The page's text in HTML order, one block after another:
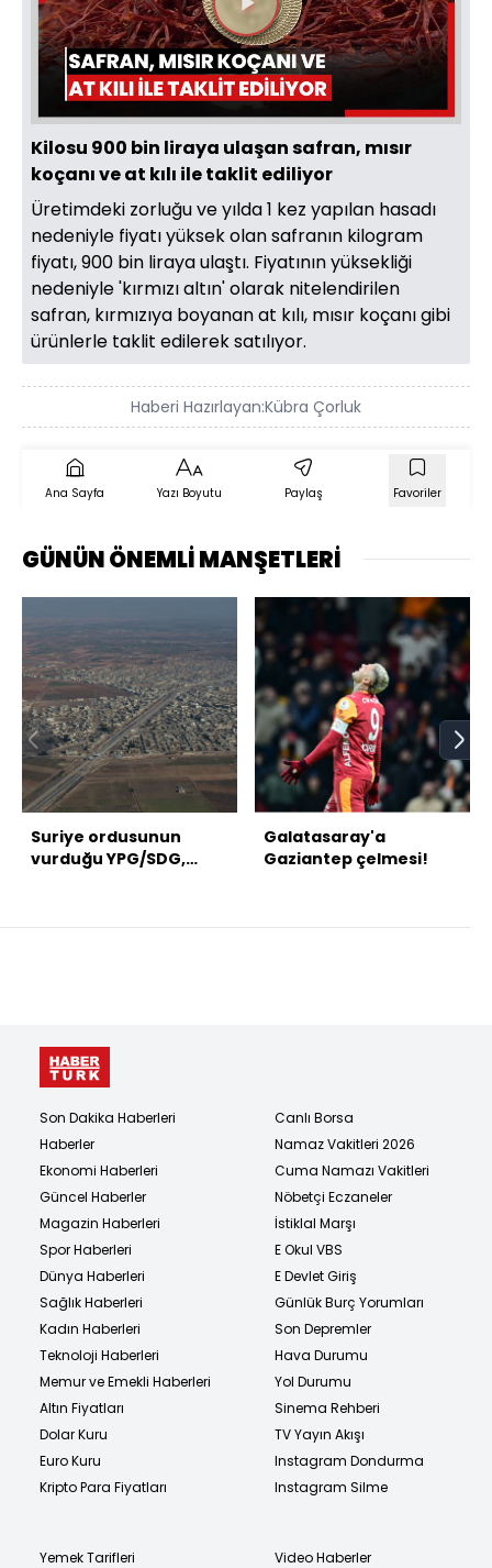
Videoyu
Oynat
Kilosu 900 bin liraya ulaşan safran, mısır
koçanı ve at kılı ile taklit ediliyor
Üretimdeki zorluğu ve yılda 1 kez yapılan hasadı
nedeniyle fiyatı yüksek olan safranın kilogram
fiyatı, 900 bin liraya ulaştı. Fiyatının yüksekliği
nedeniyle 'kırmızı altın' olarak nitelendirilen
safran, kırmızıya boyanan at kılı, mısır koçanı gibi
ürünlerle taklit edilerek satılıyor.
Haberi Hazırlayan:Kübra Çorluk
Ana Sayfa Yazı Boyutu Paylaş Favoriler
GÜNÜN ÖNEMLİ MANŞETLERİ
Suriye ordusunun
vurduğu YPG/SDG,
Galatasaray'a
Gaziantep çelmesi!
Son Dakika Haberleri
Haberler
Ekonomi Haberleri
Güncel Haberler
Magazin Haberleri
Spor Haberleri
Dünya Haberleri
Sağlık Haberleri
Kadın Haberleri
Teknoloji Haberleri
Memur ve Emekli Haberleri
Altın Fiyatları
Dolar Kuru
Euro Kuru
Kripto Para Fiyatları
Canlı Borsa
Namaz Vakitleri 2026
Cuma Namazı Vakitleri
Nöbetçi Eczaneler
İstiklal Marşı
E Okul VBS
E Devlet Giriş
Günlük Burç Yorumları
Son Depremler
Hava Durumu
Yol Durumu
Sinema Rehberi
TV Yayın Akışı
Instagram Dondurma
Instagram Silme
Yemek Tarifleri
Video Haberler